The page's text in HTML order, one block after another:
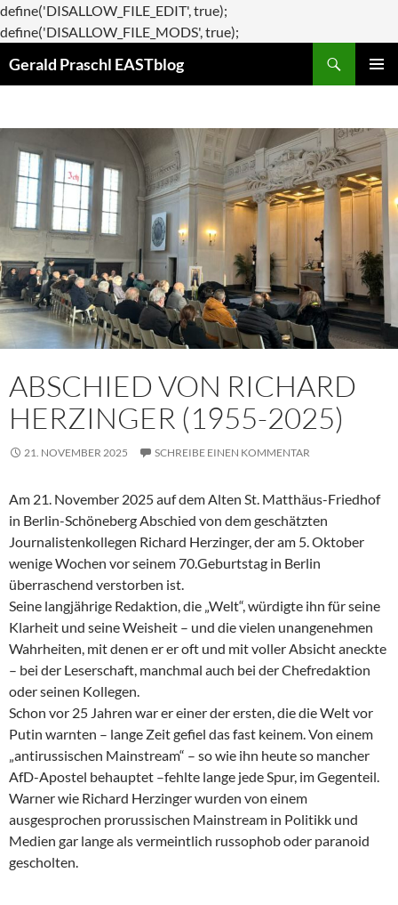
define('DISALLOW_FILE_EDIT', true);
define('DISALLOW_FILE_MODS', true);
Gerald Praschl EASTblog
ABSCHIED VON RICHARD
HERZINGER (1955-2025)
21. NOVEMBER 2025 SCHREIBE EINEN KOMMENTAR
Am 21. November 2025 auf dem Alten St. Matthäus-Friedhof
in Berlin-Schöneberg Abschied von dem geschätzten
Journalistenkollegen Richard Herzinger, der am 5. Oktober
wenige Wochen vor seinem 70.Geburtstag in Berlin
überraschend verstorben ist.
Seine langjährige Redaktion, die „Welt“, würdigte ihn für seine
Klarheit und seine Weisheit – und die vielen unangenehmen
Wahrheiten, mit denen er er oft und mit voller Absicht aneckte
– bei der Leserschaft, manchmal auch bei der Chefredaktion
oder seinen Kollegen.
Schon vor 25 Jahren war er einer der ersten, die die Welt vor
Putin warnten – lange Zeit gefiel das fast keinem. Von einem
„antirussischen Mainstream“ – so wie ihn heute so mancher
AfD-Apostel behauptet –fehlte lange jede Spur, im Gegenteil.
Warner wie Richard Herzinger wurden von einem
ausgesprochen prorussischen Mainstream in Politikk und
Medien gar lange als vermeintlich russophob oder paranoid
gescholten.